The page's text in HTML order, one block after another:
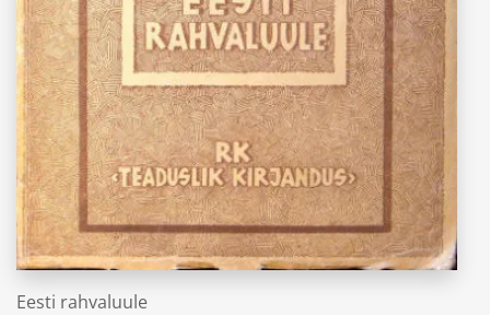
“Eesti kirjanduse ajalugu I”
Eduard Laugaste
Eesti rahvaluule